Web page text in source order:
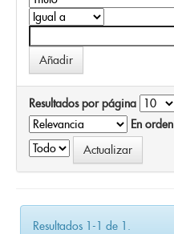
Resultados por página
En orden
Resultados 1-1 de 1.